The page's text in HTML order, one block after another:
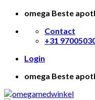
Skip
content
omega Beste
Contact
+31
Login
omega Beste